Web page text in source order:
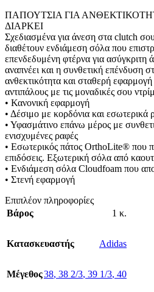
ΠΑΠΟΥΤΣΙΑ ΓΙΑ
ΔΙΑΡΚΕΙ
Σχεδιασμένα για άνεση στα clutch
διαθέτουν ενδιάμεση σόλα που
επενδεδυμένη φτέρνα για
αναπνέει και η συνθετική επένδυση
ανθεκτικότητα και σταθερή εφαρμογή
αντιπάλους με τις μοναδικές σου
• Κανονική εφαρμογή
• Δέσιμο με κορδόνια και εσωτερικά
• Υφασμάτινο επάνω μέρος με
ενισχυμένες ραφές
• Εσωτερικός πάτος OrthoLite® που
επιδόσεις. Εξωτερική σόλα από
• Ενδιάμεση σόλα Cloudfoam που
• Στενή εφαρμογή
Επιπλέον πληροφορίες
Βάρος
1 κ.
Κατασκευαστής Adidas
Μέγεθος38, 38 2/3, 39 1/3, 40